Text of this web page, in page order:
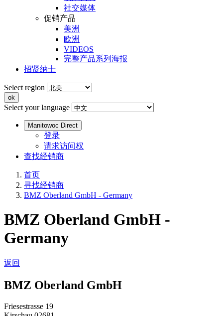
社交媒体
促销产品
美洲
欧洲
VIDEOS
完整产品系列海报
招贤纳士
Select region
Select your language
Manitowoc Direct
登录
请求访问权
查找经销商
首页
寻找经销商
BMZ Oberland GmbH - Germany
BMZ Oberland GmbH -
Germany
返回
BMZ Oberland GmbH
Friesestrasse 19